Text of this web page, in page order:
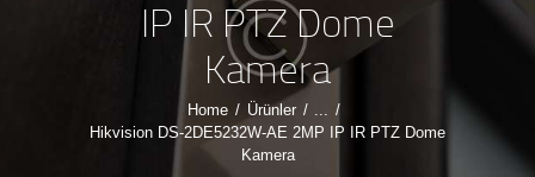
IP IR PTZ Dome
Kamera
Home Ürünler
...
Hikvision DS-2DE5232W-AE 2MP IP IR PTZ Dome
Kamera
İLETIŞIM